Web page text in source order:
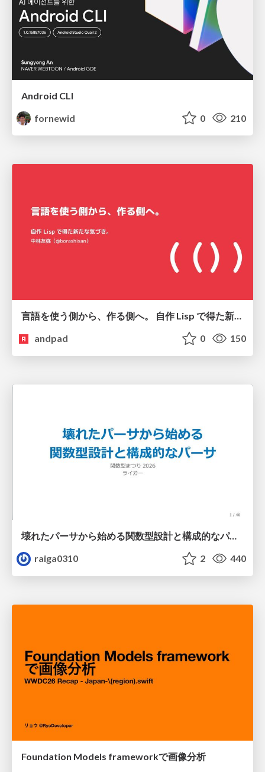
Android CLI
fornewid
0 210
言語を使う側から、作る側へ。 自作 Lisp で得た新たな気づき。
andpad
0 150
壊れたパーサから始める関数型設計と構成的なパーサ #fp_matsuri
raiga0310
2 440
Foundation Models frameworkで画像分析